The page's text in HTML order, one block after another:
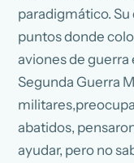
paradigmático.
puntos donde
aviones de
Segunda Guerra
abatidos,
ayudar, pero no